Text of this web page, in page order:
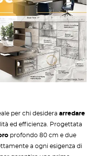
per chi desidera arredare
ed efficienza. Progettata
profondo 80 cm e due
a ogni esigenza di